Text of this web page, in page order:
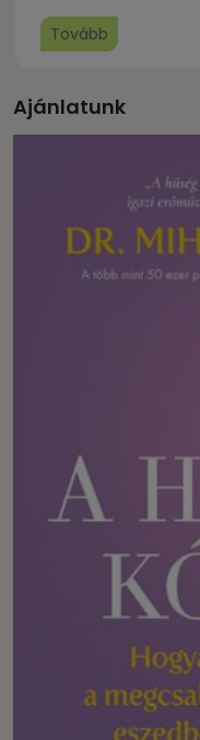
választ – A szerelem
Krisztián Gyula,
Tovább
Ajánlatunk